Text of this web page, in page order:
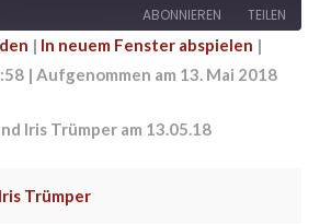
ABONNIEREN TEILEN
| In neuem Fenster abspielen |
| Aufgenommen am 13. Mai 2018
Iris Trümper am 13.05.18
Iris Trümper